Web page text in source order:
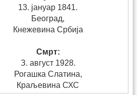
13. јануар 1841.
Београд,
Кнежевина Србија
Смрт:
З. август 1928.
Рогашка Слатина,
Краљевина СХС